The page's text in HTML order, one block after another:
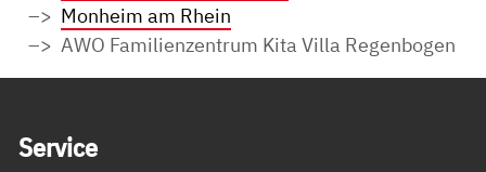
Monheim am Rhein
AWO Familienzentrum Kita Villa Regenbogen
Ser­vice